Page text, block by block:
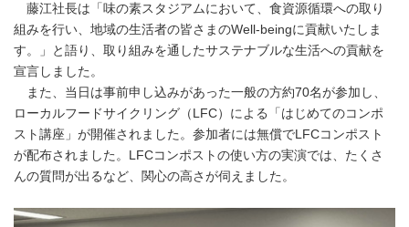
藤江社長は「味の素スタジアムにおいて、食資源循環への取り
組みを行い、地域の生活者の皆さまのWell-beingに貢献いたしま
す。」と語り、取り組みを通したサステナブルな生活への貢献を
宣言しました。
また、当日は事前申し込みがあった一般の方約70名が参加し、
ローカルフードサイクリング（LFC）による「はじめてのコンポ
スト講座」が開催されました。参加者には無償でLFCコンポスト
が配布されました。LFCコンポストの使い方の実演では、たくさ
んの質問が出るなど、関心の高さが伺えました。